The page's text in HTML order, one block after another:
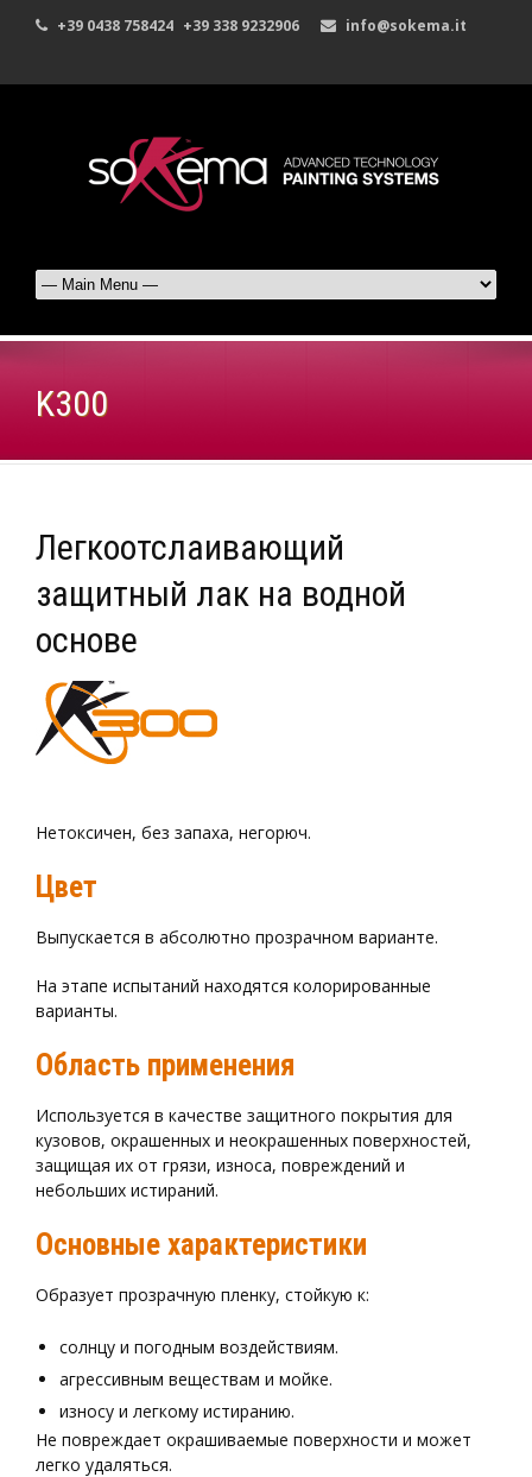
+39 0438 758424 +39 338 9232906 info@sokema.it
K300
Легкоотслаивающий
защитный лак на водной
основе
Нетоксичен, без запаха, негорюч.
Цвет
Выпускается в абсолютно прозрачном варианте.
На этапе испытаний находятся колорированные
варианты.
Область применения
Используется в качестве защитного покрытия для
кузовов, окрашенных и неокрашенных поверхностей,
защищая их от грязи, износа, повреждений и
небольших истираний.
Основные характеристики
Образует прозрачную пленку, стойкую к:
солнцу и погодным воздействиям.
агрессивным веществам и мойке.
износу и легкому истиранию.
Не повреждает окрашиваемые поверхности и может
легко удаляться.